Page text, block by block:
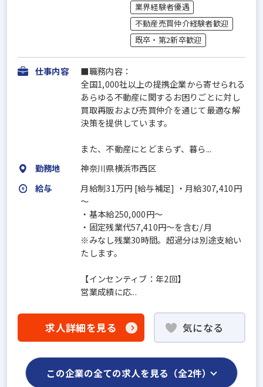
業界経験者優遇
不動産売買仲介経験者歓迎
既卒・第2新卒歓迎
仕事内容
■職務内容：
全国1,000社以上の提携企業から寄せられる
あらゆる不動産に関するお困りごとに対し
買取再販および売買仲介を通じて最適な解
決策を提供しています。
また、不動産にとどまらず、暮ら...
勤務地
神奈川県横浜市西区
給与
月給制31万円 [給与補足] ・月給307,410円
～
・基本給250,000円～
・固定残業代57,410円～を含む/月
※みなし残業30時間。超過分は別途支給い
たします。
【インセンティブ：年2回】
営業成績に応...
求人詳細を見る 気になる
この企業の全ての求人を見る（全2件）